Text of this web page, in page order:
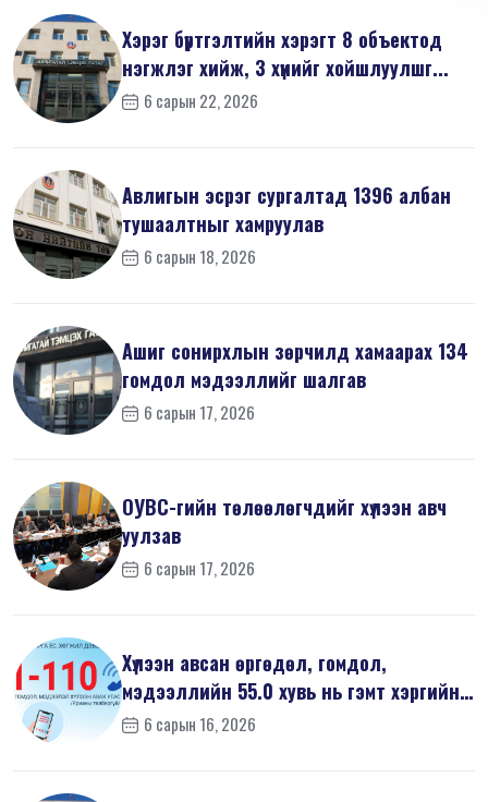
Хэрэг бүртгэлтийн хэрэгт 8 объектод
нэгжлэг хийж, 3 хүнийг хойшлуулшг...
6 сарын 22, 2026
Авлигын эсрэг сургалтад 1396 албан
тушаалтныг хамруулав
6 сарын 18, 2026
Ашиг сонирхлын зөрчилд хамаарах 134
гомдол мэдээллийг шалгав
6 сарын 17, 2026
ОУВС-гийн төлөөлөгчдийг хүлээн авч
уулзав
6 сарын 17, 2026
Хүлээн авсан өргөдөл, гомдол,
мэдээллийн 55.0 хувь нь гэмт хэргийн
шин...
6 сарын 16, 2026